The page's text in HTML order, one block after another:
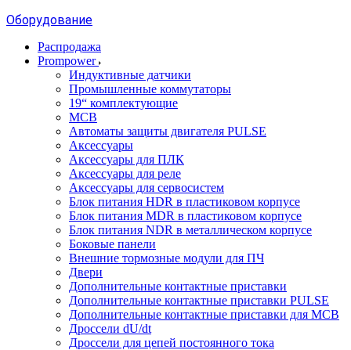
Оборудование
Распродажа
Prompower
Индуктивные датчики
Промышленные коммутаторы
19“ комплектующие
MCB
Автоматы защиты двигателя PULSE
Аксессуары
Аксессуары для ПЛК
Аксессуары для реле
Аксессуары для сервосистем
Блок питания HDR в пластиковом корпусе
Блок питания MDR в пластиковом корпусе
Блок питания NDR в металлическом корпусе
Боковые панели
Внешние тормозные модули для ПЧ
Двери
Дополнительные контактные приставки
Дополнительные контактные приставки PULSE
Дополнительные контактные приставки для MCB
Дроссели dU/dt
Дроссели для цепей постоянного тока